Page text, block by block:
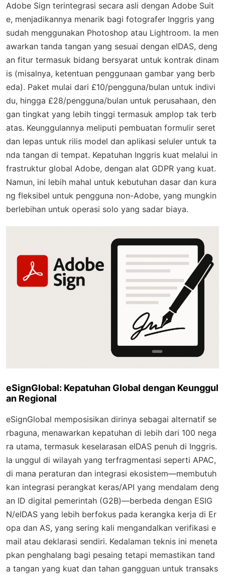
Adobe Sign terintegrasi secara asli dengan Adobe Suit
e, menjadikannya menarik bagi fotografer Inggris yang
sudah menggunakan Photoshop atau Lightroom. Ia men
awarkan tanda tangan yang sesuai dengan eIDAS, deng
an fitur termasuk bidang bersyarat untuk kontrak dinam
is (misalnya, ketentuan penggunaan gambar yang berb
eda). Paket mulai dari £10/pengguna/bulan untuk indivi
du, hingga £28/pengguna/bulan untuk perusahaan, den
gan tingkat yang lebih tinggi termasuk amplop tak terb
atas. Keunggulannya meliputi pembuatan formulir seret
dan lepas untuk rilis model dan aplikasi seluler untuk ta
nda tangan di tempat. Kepatuhan Inggris kuat melalui in
frastruktur global Adobe, dengan alat GDPR yang kuat.
Namun, ini lebih mahal untuk kebutuhan dasar dan kura
ng fleksibel untuk pengguna non-Adobe, yang mungkin
berlebihan untuk operasi solo yang sadar biaya.
eSignGlobal: Kepatuhan Global dengan Keunggul
an Regional
eSignGlobal memposisikan dirinya sebagai alternatif se
rbaguna, menawarkan kepatuhan di lebih dari 100 nega
ra utama, termasuk keselarasan eIDAS penuh di Inggris.
Ia unggul di wilayah yang terfragmentasi seperti APAC,
di mana peraturan dan integrasi ekosistem—membutuh
kan integrasi perangkat keras/API yang mendalam deng
an ID digital pemerintah (G2B)—berbeda dengan ESIG
N/eIDAS yang lebih berfokus pada kerangka kerja di Er
opa dan AS, yang sering kali mengandalkan verifikasi e
mail atau deklarasi sendiri. Kedalaman teknis ini meneta
pkan penghalang bagi pesaing tetapi memastikan tand
a tangan yang kuat dan tahan gangguan untuk transaks